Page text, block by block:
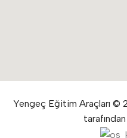
Yengeç Eğitim Araçları ©
tarafından